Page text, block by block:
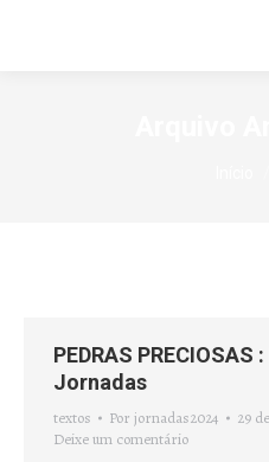
PEDRAS
Jornadas
textos Por jornadas2024
29
Deixe um comentário